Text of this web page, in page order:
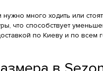
много ходить или
что способствует
по Киеву и по всем